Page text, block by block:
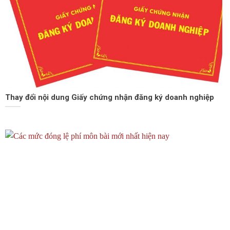
Thay đổi nội dung Giấy chứng nhận đăng ký doanh nghiệp